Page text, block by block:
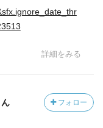
詳細をみる
フォロー